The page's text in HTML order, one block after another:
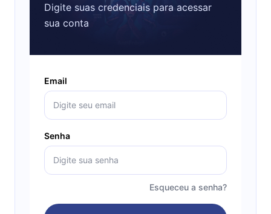
Digite suas credenciais para acessar
sua conta
Email
Senha
Esqueceu a senha?